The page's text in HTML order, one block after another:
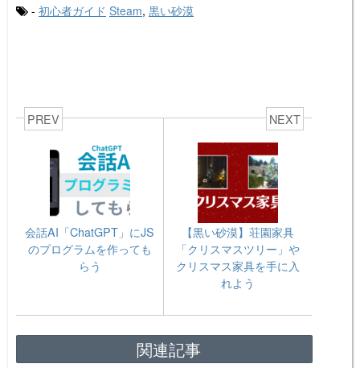
- 初心者ガイド Steam, 黒い砂漠
PREV
会話AI「ChatGPT」にJS
のプログラムを作っても
らう
NEXT
【黒い砂漠】荘園家具
「クリスマスツリー」や
クリスマス家具を手に入
れよう
関連記事